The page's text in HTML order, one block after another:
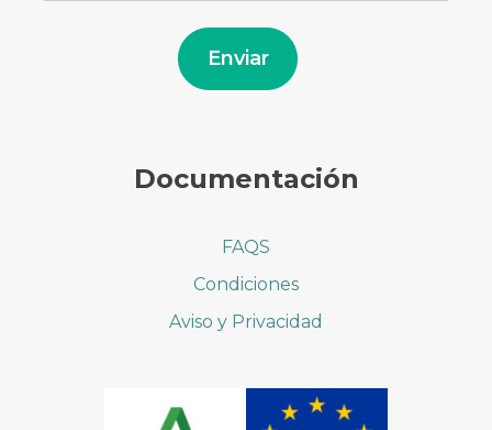
Enviar
Documentación
FAQS
Condiciones
Aviso y Privacidad